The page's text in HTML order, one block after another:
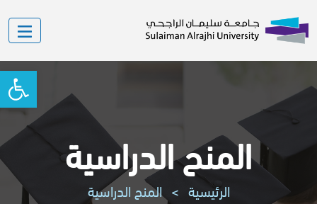
المنح الدراسية
الرئيسية > المنح الدراسية